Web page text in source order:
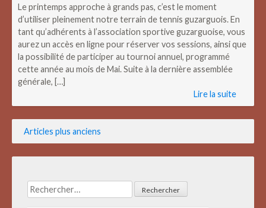
Le printemps approche à grands pas, c’est le moment
d’utiliser pleinement notre terrain de tennis guzarguois. En
tant qu’adhérents à l’association sportive guzarguoise, vous
aurez un accès en ligne pour réserver vos sessions, ainsi que
la possibilité de participer au tournoi annuel, programmé
cette année au mois de Mai. Suite à la dernière assemblée
générale, […]
Lire la suite
Navigation
des
Articles plus anciens
Rechercher :